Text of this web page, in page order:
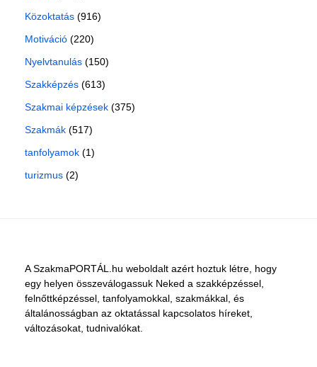
Közoktatás (916)
Motiváció (220)
Nyelvtanulás (150)
Szakképzés (613)
Szakmai képzések (375)
Szakmák (517)
tanfolyamok (1)
turizmus (2)
A SzakmaPORTÁL.hu weboldalt azért hoztuk létre, hogy
egy helyen összeválogassuk Neked a szakképzéssel,
felnőttképzéssel, tanfolyamokkal, szakmákkal, és
általánosságban az oktatással kapcsolatos híreket,
változásokat, tudnivalókat.